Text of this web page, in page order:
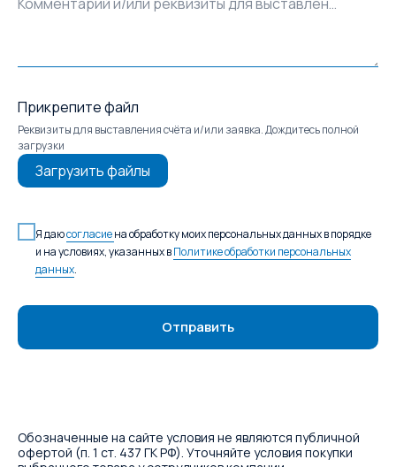
Прикрепите файл
Реквизиты для выставления счёта и/или заявка. Дождитесь полной
загрузки
Загрузить файлы
Я даюсогласиена обработку моих персональных данных в порядке
и на условиях, указанных вПолитике обработки персональных
данных.
Отправить
Обозначенные на сайте условия не являются публичной
офертой (п. 1 ст. 437 ГК РФ). Уточняйте условия покупки